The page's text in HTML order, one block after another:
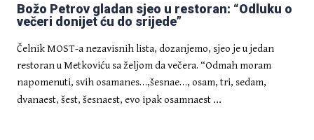
Božo Petrov gladan sjeo u restoran: “Odluku o
večeri donijet ću do srijede”
Čelnik MOST-a nezavisnih lista, dozanjemo, sjeo je u jedan
restoran u Metkoviću sa željom da večera. “Odmah moram
napomenuti, svih osamanes…,šesnae…, osam, tri, sedam,
dvanaest, šest, šesnaest, evo ipak osamnaest ...